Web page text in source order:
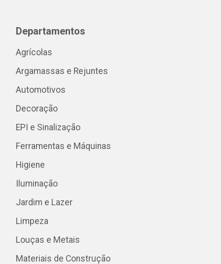
Departamentos
Agrícolas
Argamassas e Rejuntes
Automotivos
Decoração
EPI e Sinalização
Ferramentas e Máquinas
Higiene
Iluminação
Jardim e Lazer
Limpeza
Louças e Metais
Materiais de Construção